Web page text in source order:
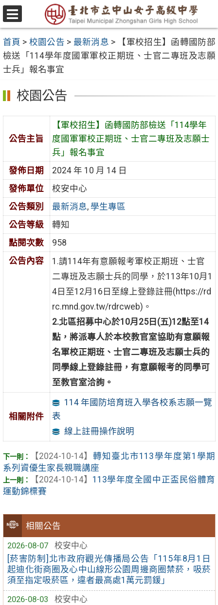
跳
至
要
內
容
區
選
單
首頁 > 校園公告 > 最新消息 >
【軍校招生】函轉國防部
檢送「114學年度國軍軍校正期班、士官二專班及志願
士兵」報名事宜
相關公告
2026-08-07
校安中心
[菸害防制]北市政府觀光傳播局公告「115年8月1日
起迪化街商圈及心中山線形公園周邊商圈禁菸，吸菸
須至指定吸菸區，違者最高處1萬元罰鍰」
2026-08-03
校安中心
校園公告
公告主旨
【軍校招生】函轉國防部檢送「114學年
度國軍軍校正期班、士官二專班及志願士
兵」報名事宜
發佈日期
2024 年 10 月 14 日
發佈單位
校安中心
公告類別
最新消息, 學生專區
公告等級
轉知
點閱次數
958
公告內容
1.請114年有意願報考軍校正期班、士官
二專班及志願士兵的同學，於113年10月1
4日至12月16日至線上登錄註冊(https://rd
rc.mnd.gov.tw/rdrcweb)。
2.北區招募中心於10月25日(五)12點至14
點，將派專人於本校教官室協助有意願報
名軍校正期班、士官二專班及志願士兵的
同學線上登錄註冊，有意願報考的同學可
至教官室洽詢。
相關附件
114 年國防培育班入學各校系志願一覽
表
線上註冊操作說明
【2024-10-14】 轉知臺北市113學年度第1學期
系列資優生家長親職講座
【2024-10-14】 113學年度全國中正盃民俗體育
運動錦標賽